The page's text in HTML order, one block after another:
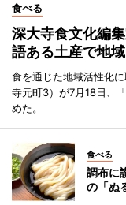
食べる
深大寺食文化編
語ある土産で地
食を通じた地域活性化
寺元町3）が7月18日、
めた。
食べる
調布に
の「ぬ